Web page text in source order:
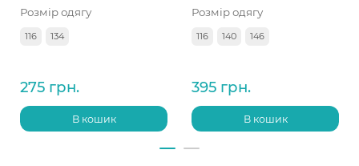
Розмір одягу
116 134
275 грн.
В кошик
Розмір одягу
116 140 146
395 грн.
В кошик